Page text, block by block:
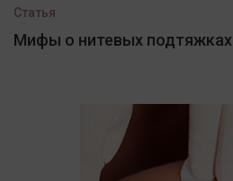
Статья
Мифы о нитевых подтяжках